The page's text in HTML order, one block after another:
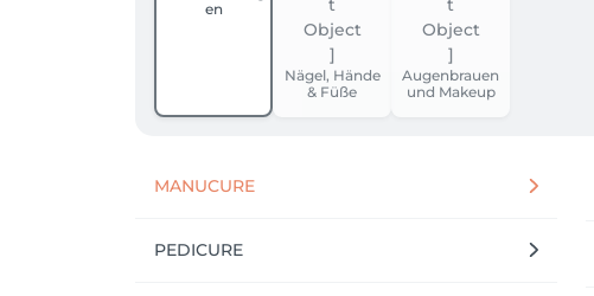
en
Nägel, Hände
& Füße
Augenbrauen
und Makeup
MANUCURE
PEDICURE